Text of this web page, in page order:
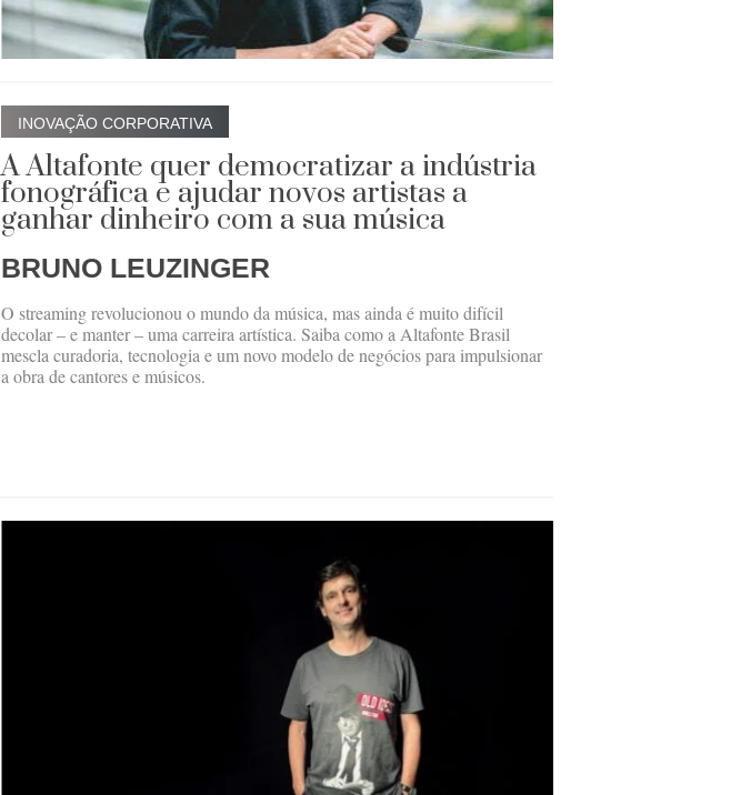
INOVAÇÃO CORPORATIVA
A Altafonte quer democratizar a indústria
fonográfica e ajudar novos artistas a
ganhar dinheiro com a sua música
BRUNO LEUZINGER
O streaming revolucionou o mundo da música, mas ainda é muito difícil
decolar – e manter – uma carreira artística. Saiba como a Altafonte Brasil
mescla curadoria, tecnologia e um novo modelo de negócios para impulsionar
a obra de cantores e músicos.